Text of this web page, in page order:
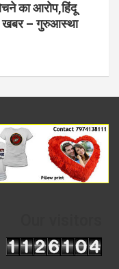
का आरोप,हिंदू
खबर – गुरुआस्था